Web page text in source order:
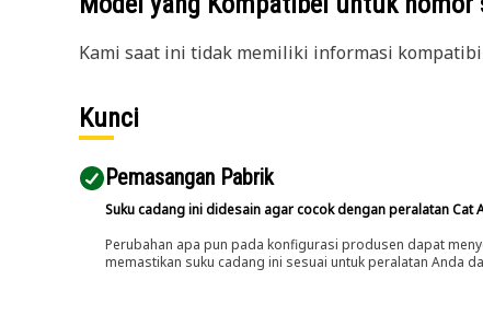
Kami saat ini tidak memiliki informasi
Kunci
Pemasangan Pabrik
Suku cadang ini didesain agar cocok dengan peralatan
Perubahan apa pun pada konfigurasi produsen dapat
memastikan suku cadang ini sesuai untuk peralatan Anda